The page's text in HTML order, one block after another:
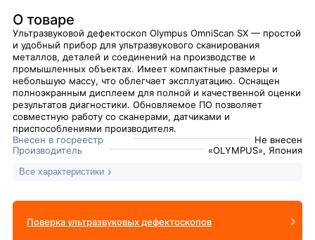
О товаре
Ультразвуковой дефектоскоп Olympus OmniScan SX — простой
и удобный прибор для ультразвукового сканирования
металлов, деталей и соединений на производстве и
промышленных объектах. Имеет компактные размеры и
небольшую массу, что облегчает эксплуатацию. Оснащен
полноэкранным дисплеем для полной и качественной оценки
результатов диагностики. Обновляемое ПО позволяет
совместную работу со сканерами, датчиками и
приспособлениями производителя.
Внесен в госреестр
Не внесен
Производитель
«OLYMPUS», Япония
Все характеристики
Поверка ультразвуковых дефектоскопов